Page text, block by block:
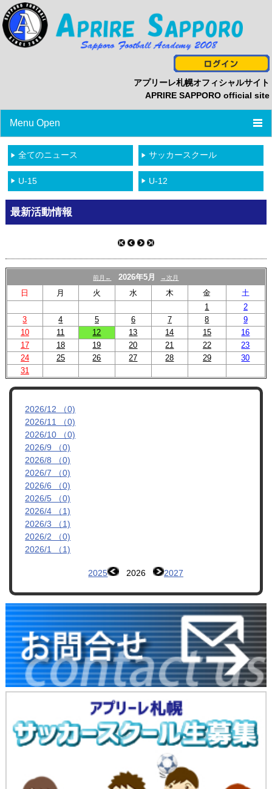
アプリーレ札幌オフィシャルサイト
APRIRE SAPPORO official site
Menu Open
TOP
ニュース
プロフィール
スタッフ/選手一覧
U-12
U-15
試合結果
全てのニュース サッカースクール
U-15 U-12
最新活動情報
前月← 2026年5月 →次月
日 月 火 水 木 金
土
1
2
3
4 5 6 7 8
9
10
11 12 13 14 15
16
17
18 19 20 21 22
23
24
25 26 27 28 29
30
31
2026/12 （0)
2026/11 （0)
2026/10 （0)
2026/9 （0)
2026/8 （0)
2026/7 （0)
2026/6 （0)
2026/5 （0)
2026/4 （1)
2026/3 （1)
2026/2 （0)
2026/1 （1)
2025 2026 2027